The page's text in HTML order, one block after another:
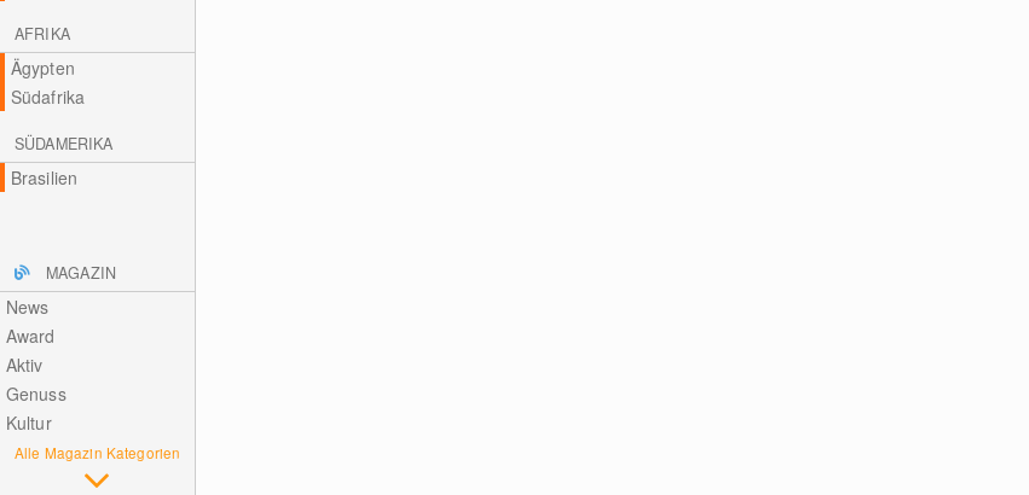
AFRIKA
Ägypten
Südafrika
SÜDAMERIKA
Brasilien
MAGAZIN
News
Award
Aktiv
Genuss
Kultur
Alle Magazin Kategorien